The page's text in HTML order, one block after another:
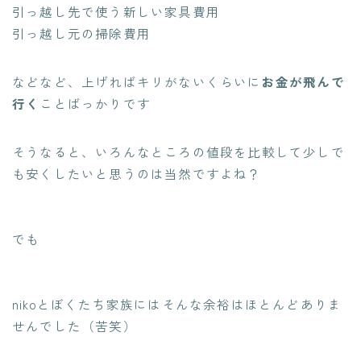
引っ越し先で使う新しい家具費用
引っ越し元の掃除費用
などなど、上げればキリがないくらいに お金が飛んで
行く ことばっかりです
そうなると、 いろんなところの値段を比較して少しで
も安くしたい と思うのは当然ですよね？
でも
nikoとぼくたち家族にはそんな余裕はほとんどありま
せんでした（苦笑）